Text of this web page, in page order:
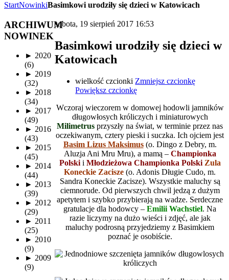
StartNowinkiBasimkowi urodziły się dzieci w Katowicach
sobota, 19 sierpień 2017 16:53
Basimkowi urodziły się dzieci w
Katowicach
wielkość czcionki Zmniejsz czcionkę
Powiększ czcionkę
Wczoraj wieczorem w domowej hodowli jamników
długowłosych króliczych i miniaturowych
Milimetrus przyszły na świat, w terminie przez nas
oczekiwanym, cztery pieski i suczka. Ich ojciem jest
Basim Lizus Maksimus(o. Dingo z Debry, m.
Aluzja Ani Mru Mru), a mamą – Championka
Polskii Młodzieżowa Championka Polski Zula
Koneckie Zacisze (o. Adonis Długie Cudo, m.
Sandra Koneckie Zacisze). Wszystkie maluchy są
ciemnorude. Od pierwszych chwil jedzą z dużym
apetytem i szybko przybierają na wadze. Serdeczne
gratulacje dla hodowcy –Emilii Wachstiel. Na
razie liczymy na dużo wieści i zdjęć, ale jak
maluchy podrosną przyjedziemy z Basimkiem
poznać je osobiście.
ARCHIWUM
NOWINEK
► 2020
(6)
► 2019
(32)
► 2018
(34)
► 2017
(49)
► 2016
(43)
► 2015
(45)
► 2014
(44)
► 2013
(39)
► 2012
(29)
► 2011
(25)
► 2010
(9)
► 2009
(9)